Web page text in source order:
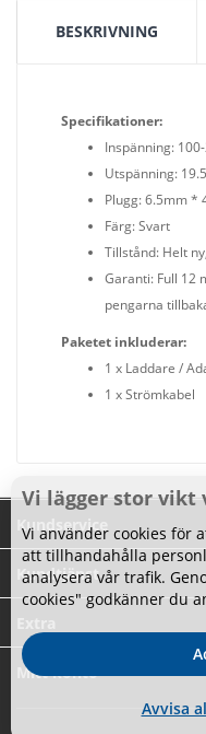
BESKRIVNING
Specifikationer:
Inspänning:
Utspänning:
Plugg: 6.5mm *
Färg: Svart
Tillstånd: Helt
Garanti: Full 12
pengarna
Paketet inkluderar:
1 x Laddare /
1 x Strömkabel
Kundservice
Kundtjänst
Mitt konto
Vi lägger stor
Vi använder cookies för
att tillhandahålla
analysera vår trafik.
cookies" godkänner du
Avvisa